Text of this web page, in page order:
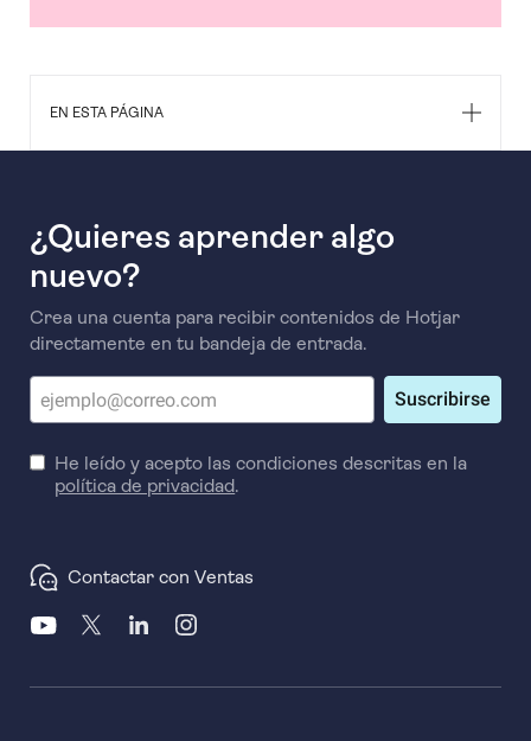
EN ESTA PÁGINA
¿Quieres aprender algo
nuevo?
Crea una cuenta para recibir contenidos de Hotjar
directamente en tu bandeja de entrada.
Suscribirse
He leído y acepto las condiciones descritas en la
política de privacidad.
Contactar con Ventas